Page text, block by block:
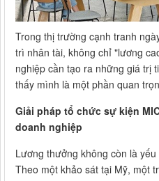
Trong thị trường cạnh tranh
trì nhân tài, không chỉ "lương
nghiệp cần tạo ra những giá trị
thấy mình là một phần quan
Giải pháp tổ chức sự kiện
doanh nghiệp
Lương thưởng không còn là
Theo một khảo sát tại Mỹ, một